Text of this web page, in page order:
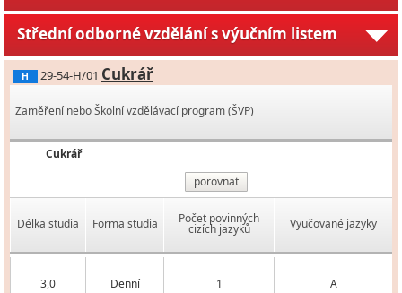
Střední odborné vzdělání s výučním listem
H 29-54-H/01 Cukrář
Zaměření nebo Školní vzdělávací program (ŠVP)
Cukrář
porovnat
Délka studia Forma studia Počet povinných
cizích jazyků Vyučované jazyky
3,0 Denní 1 A